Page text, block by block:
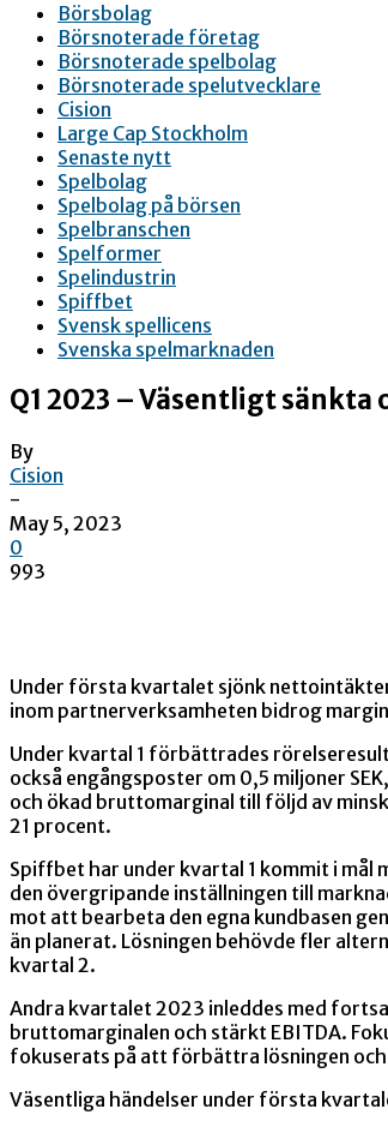
Börsbolag
Börsnoterade företag
Börsnoterade spelbolag
Börsnoterade spelutvecklare
Cision
Large Cap Stockholm
Senaste nytt
Spelbolag
Spelbolag på börsen
Spelbranschen
Spelformer
Spelindustrin
Spiffbet
Svensk spellicens
Svenska spelmarknaden
Q1 2023 – Väsentligt
By
Cision
-
May 5, 2023
0
993
Under första kvartalet sjönk
inom partnerverksamheten bidrog
Under kvartal 1 förbättrades
också engångsposter om 0,5 miljoner
och ökad bruttomarginal till följd av
21 procent.
Spiffbet har under kvartal 1 kommit i
den övergripande inställningen till
mot att bearbeta den egna kundbasen
än planerat. Lösningen behövde fler
kvartal 2.
Andra kvartalet 2023 inleddes med
bruttomarginalen och stärkt EBITDA.
fokuserats på att förbättra lösningen
Väsentliga händelser under första